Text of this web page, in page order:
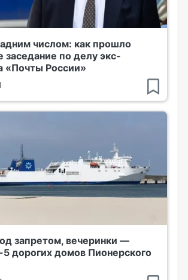
числом: как прошло
заседание по делу экс-
«Почты России»
запретом, вечеринки —
дорогих домов Пионерского